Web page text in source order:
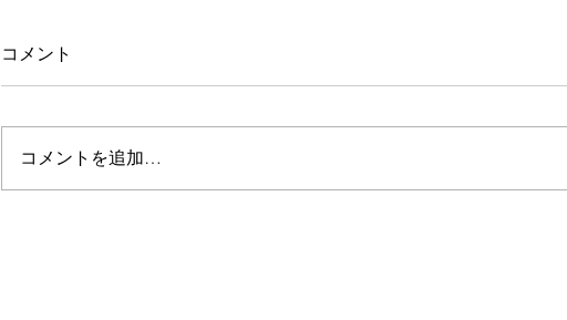
ただ、ここにいる
コメント
コメントを追加…